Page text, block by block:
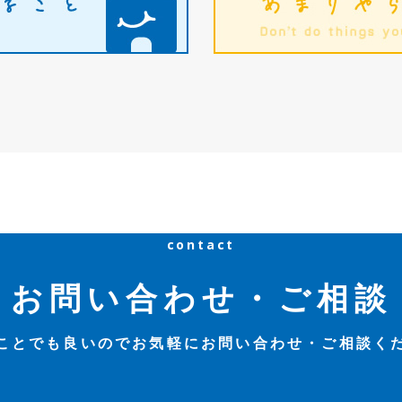
contact
お問い合わせ・ご相談
とでも良いのでお気軽にお問い合わせ・ご相談く